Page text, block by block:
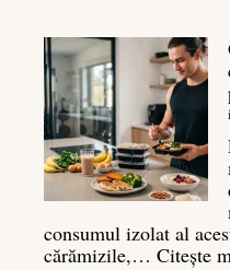
consumul izolat al
cărămizile,… Citește